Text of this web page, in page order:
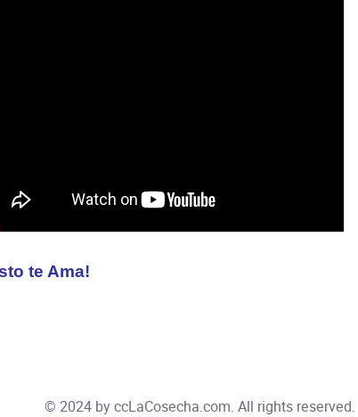
te Ama!
© 2024 byccLaCosecha.com. All rights reserved.